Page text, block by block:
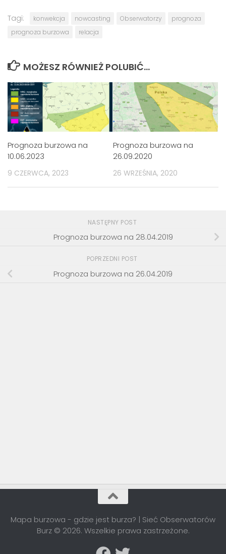
Tagi: konwekcja nowcasting Obserwatorzy
prognoza
prognoza burzowa
relacja
MOŻESZ RÓWNIEŻ POLUBIĆ…
Prognoza burzowa na
10.06.2023
9 CZERWCA, 2023
Prognoza burzowa na
26.09.2020
26 WRZEŚNIA, 2020
NASTĘPNY POST
Prognoza burzowa na 28.04.2019
POPRZEDNI POST
Prognoza burzowa na 26.04.2019
Mapa burzowa - gdzie jest burza? | Sieć Obserwatorów
Burz © 2026. Wszelkie prawa zastrzeżone.